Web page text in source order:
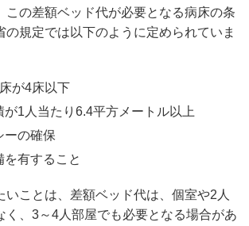
この差額ベッド代が必要となる病床の条
の規定では以下のように定められていま
が4床以下
が1人当たり6.4平方メートル以上
ーの確保
を有すること
いことは、差額ベッド代は、個室や2人
く、3～4人部屋でも必要となる場合があ